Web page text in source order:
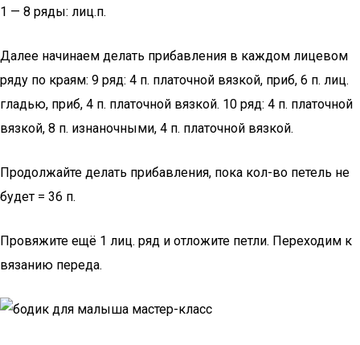
1 — 8 ряды: лиц.п.
Далее начинаем делать прибавления в каждом лицевом
ряду по краям: 9 ряд: 4 п. платочной вязкой, приб, 6 п. лиц.
гладью, приб, 4 п. платочной вязкой. 10 ряд: 4 п. платочной
вязкой, 8 п. изнаночными, 4 п. платочной вязкой.
Продолжайте делать прибавления, пока кол-во петель не
будет = 36 п.
Провяжите ещё 1 лиц. ряд и отложите петли. Переходим к
вязанию переда.